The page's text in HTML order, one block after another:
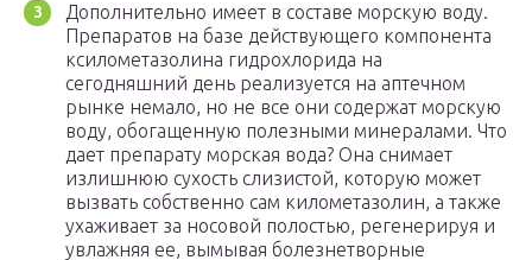
Дополнительно имеет в составе морскую воду.
Препаратов на базе действующего компонента
ксилометазолина гидрохлорида на
сегодняшний день реализуется на аптечном
рынке немало, но не все они содержат морскую
воду, обогащенную полезными минералами. Что
дает препарату морская вода? Она снимает
излишнюю сухость слизистой, которую может
вызвать собственно сам километазолин, а также
ухаживает за носовой полостью, регенерируя и
увлажняя ее, вымывая болезнетворные